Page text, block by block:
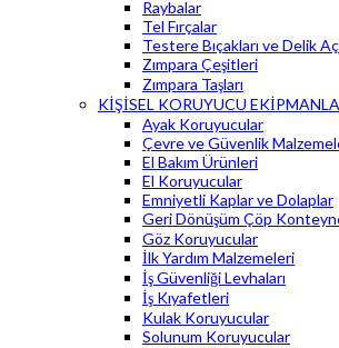
Raybalar
Tel Fırçalar
Testere Bıçakları ve Delik
Zımpara Çeşitleri
Zımpara Taşları
KİŞİSEL KORUYUCU
Ayak Koruyucular
Çevre ve Güvenlik
El Bakım Ürünleri
El Koruyucular
Emniyetli Kaplar ve Dolaplar
Geri Dönüşüm Çöp
Göz Koruyucular
İlk Yardım Malzemeleri
İş Güvenliği Levhaları
İş Kıyafetleri
Kulak Koruyucular
Solunum Koruyucular